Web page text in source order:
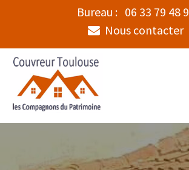
Bureau : 06 33 79 48
Nous contacter